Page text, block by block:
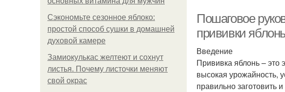
Сэкономьте сезонное яблоко:
простой способ сушки в домашней
духовой камере
Замиокулькас желтеют и сохнут
листья. Почему листочки меняют
свой окрас
Пошаговое
прививки
Введение
Прививка яблонь – это
высокая урожайность,
правильно заготовить